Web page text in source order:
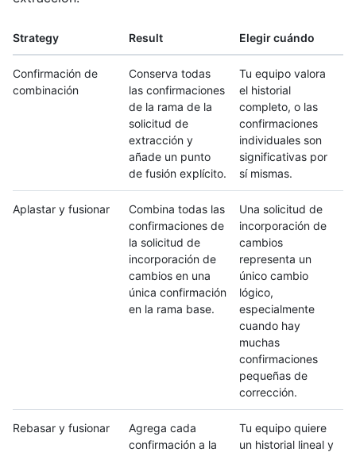
Strategy Result Elegir cuándo
Confirmación de
combinación
Conserva todas
las confirmaciones
de la rama de la
solicitud de
extracción y
añade un punto
de fusión explícito.
Tu equipo valora
el historial
completo, o las
confirmaciones
individuales son
significativas por
sí mismas.
Aplastar y fusionar
Combina todas las
confirmaciones de
la solicitud de
incorporación de
cambios en una
única confirmación
en la rama base.
Una solicitud de
incorporación de
cambios
representa un
único cambio
lógico,
especialmente
cuando hay
muchas
confirmaciones
pequeñas de
corrección.
Rebasar y fusionar
Agrega cada
confirmación a la
Tu equipo quiere
un historial lineal y